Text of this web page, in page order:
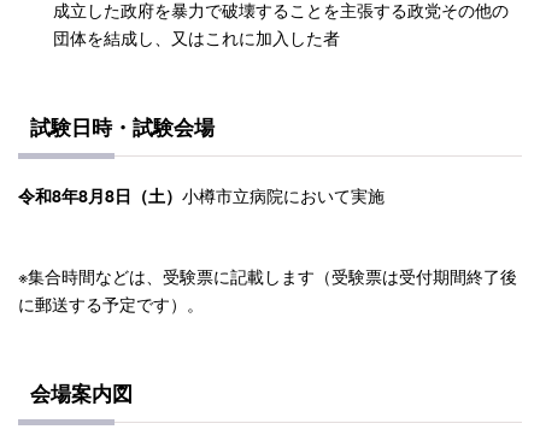
成立した政府を暴力で破壊することを主張する政党その他の
団体を結成し、又はこれに加入した者
試験日時・試験会場
令和8年8月8日（土） 小樽市立病院において実施
※集合時間などは、受験票に記載します（受験票は受付期間終了後
に郵送する予定です）。
会場案内図